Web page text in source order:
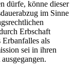
dürfe, könne dieser
im Sinne
Erbschaft
als
sei in ihren